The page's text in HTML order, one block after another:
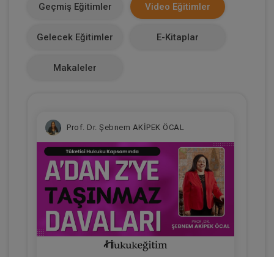
0
Geçmiş Eğitimler Video Eğitimler
Gelecek Eğitimler E-Kitaplar
Makaleler
Prof. Dr. Şebnem AKİPEK ÖCAL